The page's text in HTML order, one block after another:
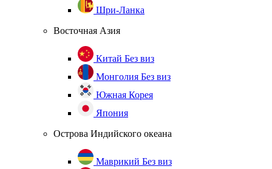
Шри-Ланка
Восточная Азия
Китай Без виз
Монголия Без виз
Южная Корея
Япония
Острова Индийского океана
Маврикий Без виз